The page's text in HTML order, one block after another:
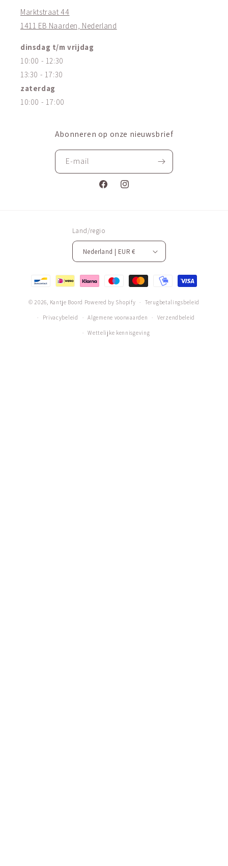
Marktstraat 44
1411 EB Naarden, Nederland
dinsdag t/m vrijdag
10:00 - 12:30
13:30 - 17:30
zaterdag
10:00 - 17:00
Abonneren op onze nieuwsbrief
E‑mail
FacebookInstagram
Land/regio
Nederland | EUR €
Betaalmethoden
© 2026, Kantje Boord Powered by Shopify Terugbetalingsbeleid
Privacybeleid Algemene voorwaarden Verzendbeleid
Wettelijke kennisgeving